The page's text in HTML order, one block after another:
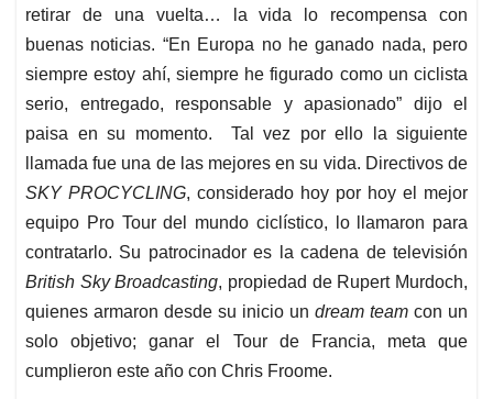
retirar de una vuelta… la vida lo recompensa con
buenas noticias. “En Europa no he ganado nada, pero
siempre estoy ahí, siempre he figurado como un ciclista
serio, entregado, responsable y apasionado” dijo el
paisa en su momento. Tal vez por ello la siguiente
llamada fue una de las mejores en su vida. Directivos de
SKY PROCYCLING, considerado hoy por hoy el mejor
equipo Pro Tour del mundo ciclístico, lo llamaron para
contratarlo. Su patrocinador es la cadena de televisión
British Sky Broadcasting, propiedad de Rupert Murdoch,
quienes armaron desde su inicio un dream team con un
solo objetivo; ganar el Tour de Francia, meta que
cumplieron este año con Chris Froome.